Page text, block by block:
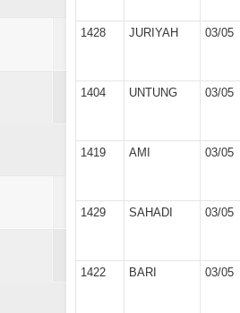
1428
JURIYAH 03/05
1404
UNTUNG 03/05
1419
AMI 03/05
1429
SAHADI 03/05
1422
BARI 03/05